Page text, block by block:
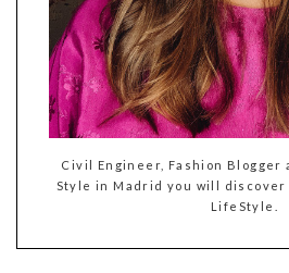
Civil Engineer, Fashion
Style in Madrid you will
LifeStyle.